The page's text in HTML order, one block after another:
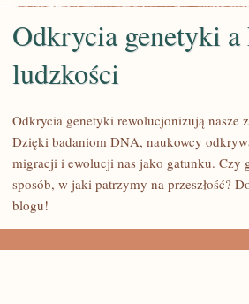
ODKRYCIA
GENETYKI
Odkrycia genetyki
ludzkości
Odkrycia genetyki rewolucjonizują nasze
Dzięki badaniom DNA, naukowcy
migracji i ewolucji nas jako gatunku. Czy
sposób, w jaki patrzymy na przeszłość?
blogu!